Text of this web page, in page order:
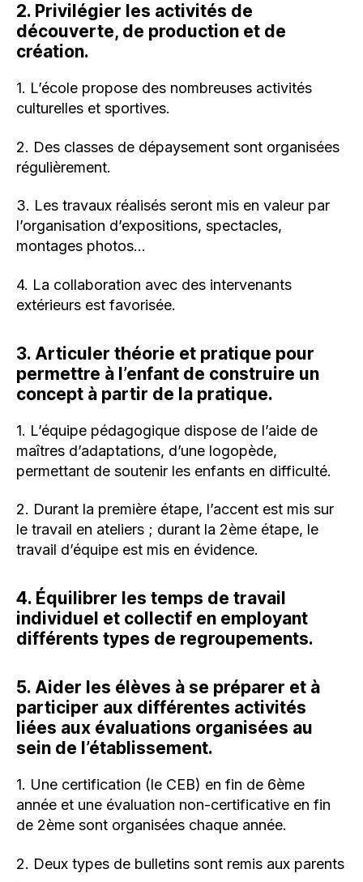
2. Privilégier les activités de
découverte, de production et de
création.
1. L’école propose des nombreuses activités
culturelles et sportives.
2. Des classes de dépaysement sont organisées
régulièrement.
3. Les travaux réalisés seront mis en valeur par
l’organisation d’expositions, spectacles,
montages photos…
4. La collaboration avec des intervenants
extérieurs est favorisée.
3. Articuler théorie et pratique pour
permettre à l’enfant de construire un
concept à partir de la pratique.
1. L’équipe pédagogique dispose de l’aide de
maîtres d’adaptations, d’une logopède,
permettant de soutenir les enfants en difficulté.
2. Durant la première étape, l’accent est mis sur
le travail en ateliers ; durant la 2ème étape, le
travail d’équipe est mis en évidence.
4. Équilibrer les temps de travail
individuel et collectif en employant
différents types de regroupements.
5. Aider les élèves à se préparer et à
participer aux différentes activités
liées aux évaluations organisées au
sein de l’établissement.
1. Une certification (le CEB) en fin de 6ème
année et une évaluation non-certificative en fin
de 2ème sont organisées chaque année.
2. Deux types de bulletins sont remis aux parents